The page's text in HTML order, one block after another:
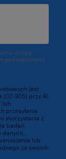
drogą
poświęconymi
jest
(02-305) przy Al.
lub
przesyłania
skorzystania z
badań
lub
ze swoich